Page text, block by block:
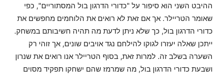
ההיבט השני הוא סיפור על "כדורי הדרגון בול המסתוריים", כפי
שאומר הטריילר. אך אם זאת לא רואים את הלוחמים מחפשים את
כדורי הדרגון בול, כך שלא ניתן לדעת מה תהיה חשיבותם במשחק.
ייתכן שאלה יעזרו לגוקו להילחם נגד אויבים שונים, אך זוהי רק
השערה בשלב זה. למרות זאת, בסוף הטריילר אנו רואים את שנרון
ושבעת כדורי הדרגון בול, מה שמרמז שהם ישחקו תפקיד מסוים